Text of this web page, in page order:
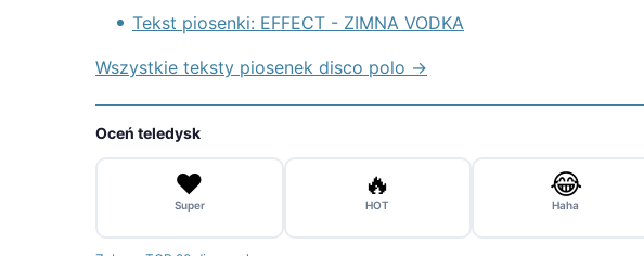
Tekst piosenki: EFFECT - ZIMNA VODKA
Wszystkie teksty piosenek disco polo →
Oceń teledysk
❤️
Super
🔥
HOT
😂
Haha